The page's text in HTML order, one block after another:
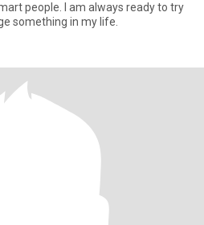
people. I am always ready to try
something in my life.